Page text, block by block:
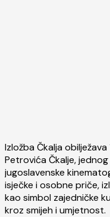
Izložba Čkalja
Petrovića Čkalje,
jugoslavenske
isječke i osobne priče,
kao simbol zajedničke
kroz smijeh i umjetnost.